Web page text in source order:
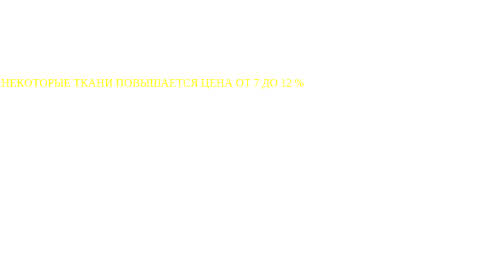
ТКАНИ ПОВЫШАЕТСЯ ЦЕНА ОТ 7 ДО 12 %